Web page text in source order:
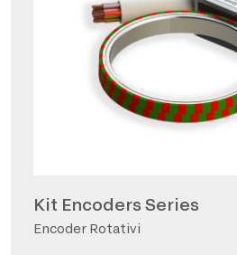
Kit Encoders Series
Encoder Rotativi